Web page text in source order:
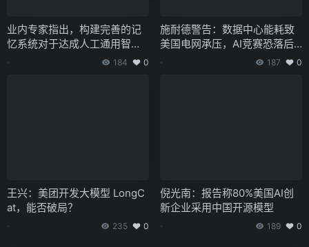
业内专家指出，构建完善的记
忆系统对于达成人工通用智能
（AGI）的目标至关重要。
184 0
施耐德警告：数据中心能耗致
美国电网承压，AI竞赛恐落后
187 0
王兴：美团开发大模型 LongC
at，能否破局？
235 0
倪光南：报告称80%美国AI创
新企业采用中国开源模型
189 0